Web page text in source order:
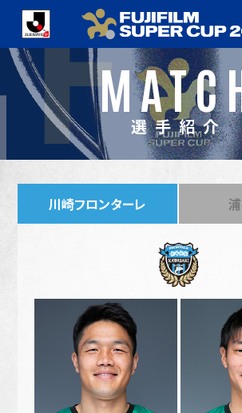
選手紹介
川崎フロンターレ